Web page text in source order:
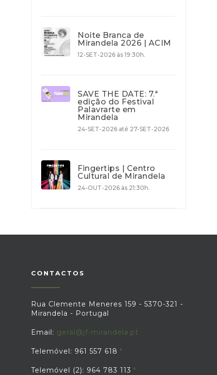
Noite Branca de
Mirandela 2026 | ACIM
12-SET-2026 às 19:30h.
SAVE THE DATE: 7.ª
edição do Festival
Palavrarte em
Mirandela
24-SET-2026 até 27-SET-2026
Fingertips | Centro
Cultural de Mirandela
24-OUT-2026 às 21:30h.
CONTACTOS
Rua Clemente Meneres 159 - 5370-321 -
Mirandela - Portugal
Email: geral@jf-mirandela.pt
Telemóvel: 961 557 618
Telemóvel (2): 964 783 113